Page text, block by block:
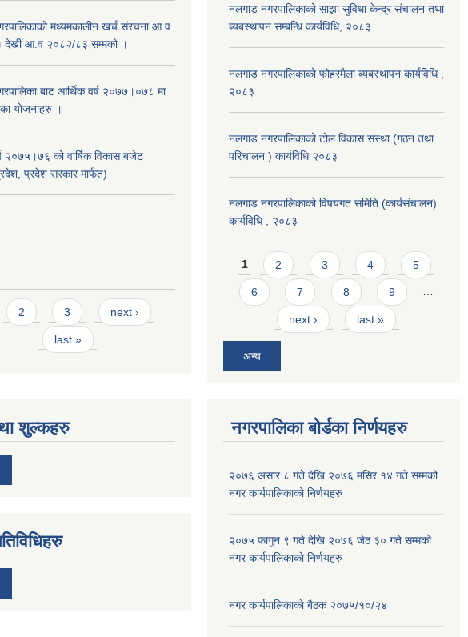
मध्यमकालीन खर्च संरचना आ.व
देखी आ.व २०८२/८३ सम्मको ।
बाट आर्थिक वर्ष २०७७।०७८ मा
योजनाहरु ।
२०७५।७६ को वार्षिक विकास बजेट
प्रदेश सरकार मार्फत)
2 3 next ›
last »
नलगाड नगरपालिकाको साझा सुविधा केन्द्र संचालन तथा
ब्यबस्थापन सम्बन्धि कार्यविधि, २०८३
नलगाड नगरपालिकाको फोहरमैला ब्यबस्थापन कार्यविधि ,
२०८३
नलगाड नगरपालिकाको टोल विकास संस्था (गठन तथा
परिचालन ) कार्यविधि २०८३
नलगाड नगरपालिकाको विषयगत समिति (कार्यसंचालन)
कार्यविधि , २०८३
Pages
1 2 3 4 5
6 7 8 9 …
next › last »
अन्य
शुल्कहरु नगरपालिका बोर्डका निर्णयहरु
२०७६ असार ८ गते देखि २०७६ मंसिर १४ गते सम्मको
नगर कार्यपालिकाको निर्णयहरु
२०७५ फागुन ९ गते देखि २०७६ जेठ ३० गते सम्मको
नगर कार्यपालिकाको निर्णयहरु
नगर कार्यपालिकाकाे बैठक २०७५/१०/२४